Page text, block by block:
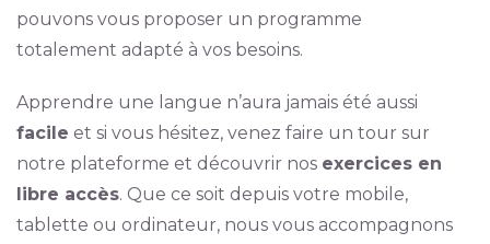
pouvons vous proposer un programme
totalement adapté à vos besoins.
Apprendre une langue n’aura jamais été aussi
facile et si vous hésitez, venez faire un tour sur
notre plateforme et découvrir nos exercices en
libre accès. Que ce soit depuis votre mobile,
tablette ou ordinateur, nous vous accompagnons